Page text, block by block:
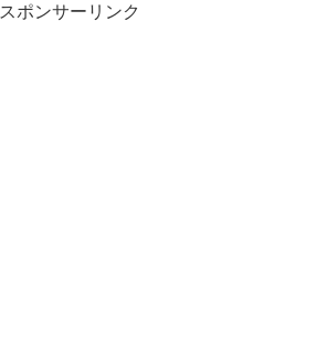
スポンサーリンク